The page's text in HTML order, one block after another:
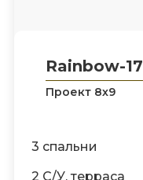
Rainbow-17
Проект 8х9
3 спальни
2 С/У, терраса